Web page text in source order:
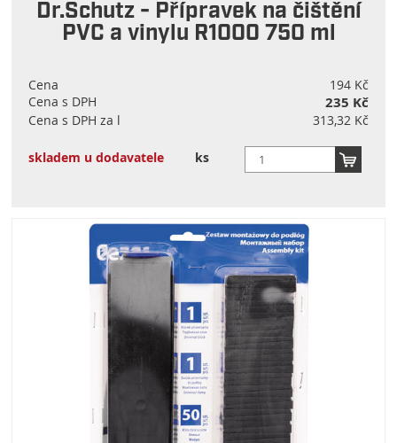
Dr.Schutz - Přípravek na čištění
PVC a vinylu R1000 750 ml
Cena
194 Kč
Cena s DPH
235 Kč
Cena s DPH za l 313,32 Kč
skladem u dodavatele ks